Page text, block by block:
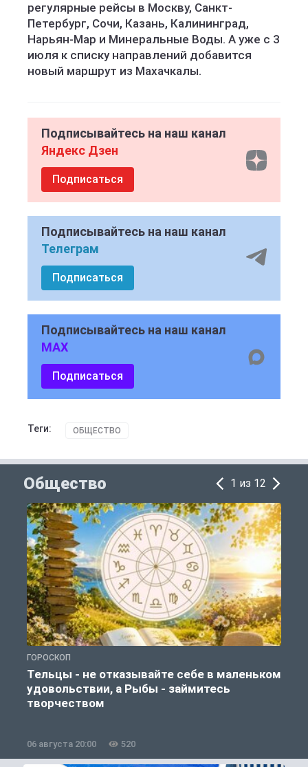
регулярные рейсы в Москву, Санкт-
Петербург, Сочи, Казань, Калининград,
Нарьян-Мар и Минеральные Воды. А уже с 3
июля к списку направлений добавится
новый маршрут из Махачкалы.
Подписывайтесь на наш канал
Яндекс Дзен
Подписаться
Подписывайтесь на наш канал
Телеграм
Подписаться
Подписывайтесь на наш канал
MAX
Подписаться
Теги: ОБЩЕСТВО
Общество 1 из 12
ГОРОСКОП
Тельцы - не отказывайте себе в маленьком
удовольствии, а Рыбы - займитесь
творчеством
06 августа 20:00 520